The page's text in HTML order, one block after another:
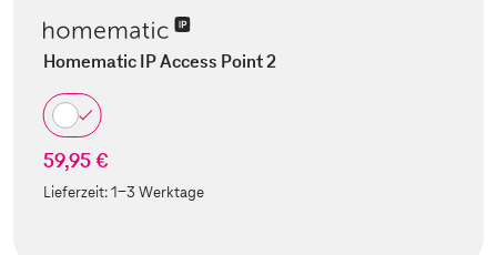
Homematic IP Access Point 2
59,95 €
Lieferzeit:1-3 Werktage